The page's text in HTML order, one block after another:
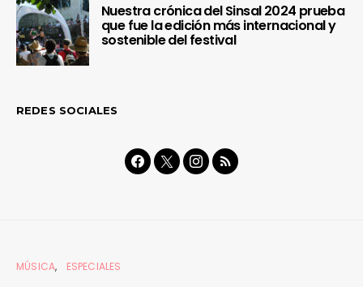
Nuestra crónica del Sinsal 2024 prueba
que fue la edición más internacional y
sostenible del festival
REDES SOCIALES
MÚSICA ESPECIALES